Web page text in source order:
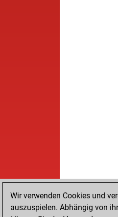
Wir verwenden Cookies und
auszuspielen. Abhängig von